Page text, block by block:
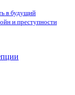
в будущий
и преступности